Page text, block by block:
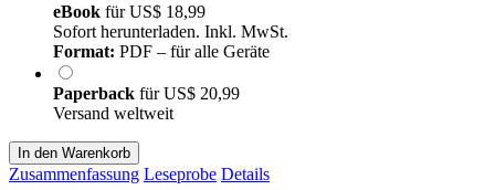
eBook fürUS$ 18,99
Sofort herunterladen. Inkl. MwSt.
Format: PDF – für alle Geräte
Paperback fürUS$ 20,99
Versand weltweit
In den Warenkorb
Zusammenfassung Leseprobe Details